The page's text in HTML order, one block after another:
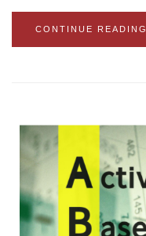
CONTINUE READING